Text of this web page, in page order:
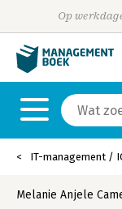
Op
IT-management /
Melanie Anjele